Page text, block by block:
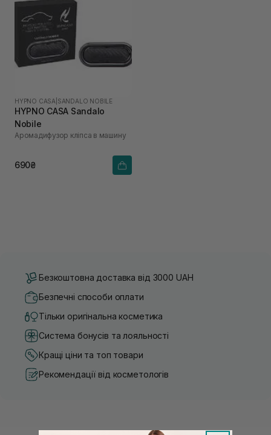
HYPNO CASA SANDALO NOBILE
HYPNO CASA Sandalo
Nobile
Аромадифузор кліпса в машину
690₴
Безкоштовна доставка від 3000 UAH
Безпечні способи оплати
Тільки оригінальна косметика
Система бонусів та лояльності
Кращі ціни та топ товари
Рекомендації від косметологів